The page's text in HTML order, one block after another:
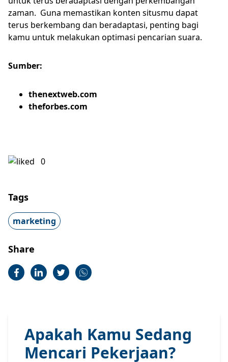
zaman. Guna memastikan konten situsmu dapat
terus berkembang dan beradaptasi, penting bagi
kamu untuk melakukan optimasi pencarian suara.
Sumber:
thenextweb.com
theforbes.com
0
Tags
marketing
Share
Apakah Kamu Sedang
Mencari Pekerjaan?